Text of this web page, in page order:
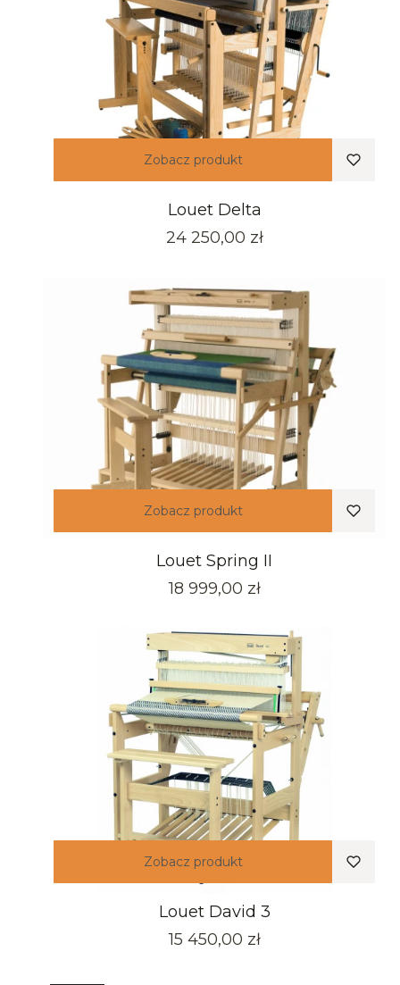
Zobacz produkt
Louet Delta
Cena
24 250,00 zł
Zobacz produkt
Louet Spring II
Cena
18 999,00 zł
Zobacz produkt
Louet David 3
Cena
15 450,00 zł